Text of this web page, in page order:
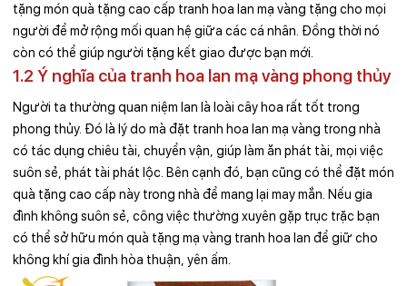
tặng món quà tặng cao cấp tranh hoa lan mạ vàng tặng cho mọi
người để mở rộng mối quan hệ giữa các cá nhân. Đồng thời nó
còn có thể giúp người tặng kết giao được bạn mới.
1.2 Ý nghĩa của tranh hoa lan mạ vàng phong thủy
Người ta thường quan niệm lan là loài cây hoa rất tốt trong
phong thủy. Đó là lý do mà đặt tranh hoa lan mạ vàng trong nhà
có tác dụng chiêu tài, chuyển vận, giúp làm ăn phát tài, mọi việc
suôn sẻ, phát tài phát lộc. Bên cạnh đó, bạn cũng có thể đặt món
quà tặng cao cấp này trong nhà để mang lại may mắn. Nếu gia
đình không suôn sẻ, công việc thường xuyên gặp trục trặc bạn
có thể sở hữu món quà tặng mạ vàng tranh hoa lan để giữ cho
không khí gia đình hòa thuận, yên ấm.